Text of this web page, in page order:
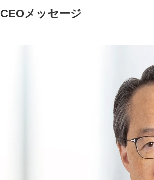
CEOメッセージ